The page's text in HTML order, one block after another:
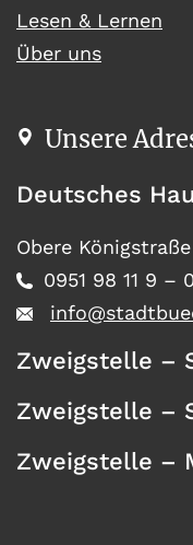
Lesen & Lernen
Über uns
Unsere
Deutsches
Obere
0951 98 11 9 – 0
Zweigstelle –
Dürrwächterstr.
Zweigstelle –
Seehofstraße 41,
Zweigstelle –